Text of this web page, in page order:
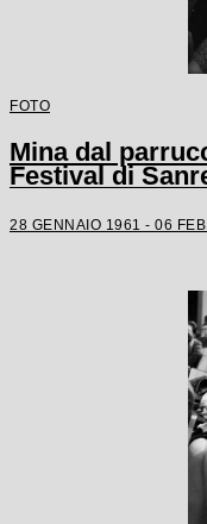
FOTO
Mina dal
Festival di
28 GENNAIO 1961 - 06